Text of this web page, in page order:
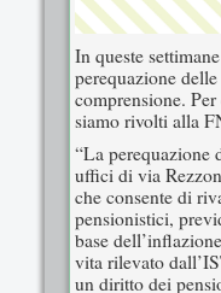
In queste
perequazione
comprensione.
siamo rivolti alla
“La perequazione
uffici di via
che consente di
pensionistici,
base
vita rilevato
un diritto dei